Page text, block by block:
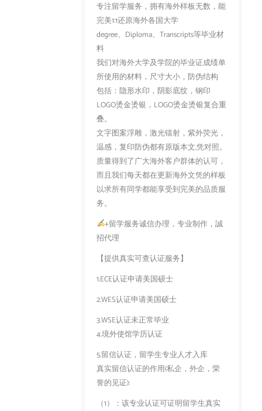
专注留学服务，拥有海外样板无数，能
完美1:1还原海外各国大学
degree、Diploma、Transcripts等毕业材
料
我们对海外大学及学院的毕业证成绩单
所使用的材料，尺寸大小，防伪结构
包括：隐形水印，阴影底纹，钢印
LOGO烫金烫银，LOGO烫金烫银复合重
叠。
文字图案浮雕，激光镭射，紫外荧光，
温感，复印防伪都有原版本文,凭对照。
质量得到了广大海外客户群体的认可，
而且我们每天都在更新海外文凭的样板
以求所有同学都能享受到完美的品质服
务。
+留学服务诚信办理，专业制作，誠
招代理
【提供真实可查认证服务】
1.ECE认证申请美国硕士
2.WES认证申请美国硕士
3.WSE认证未正常毕业
4.境外使馆学历认证
5.留信认证，留学生专业人才入库
真实留信认证的作用(私企，外企，荣
誉的见证):
（1）：该专业认证可证明留学生真实